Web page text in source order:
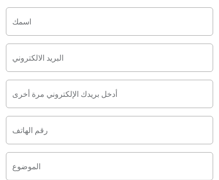
اسمك
البريد الالكتروني
أدخل بريدك الإلكتروني مرة أخرى
رقم الهاتف
الموضوع